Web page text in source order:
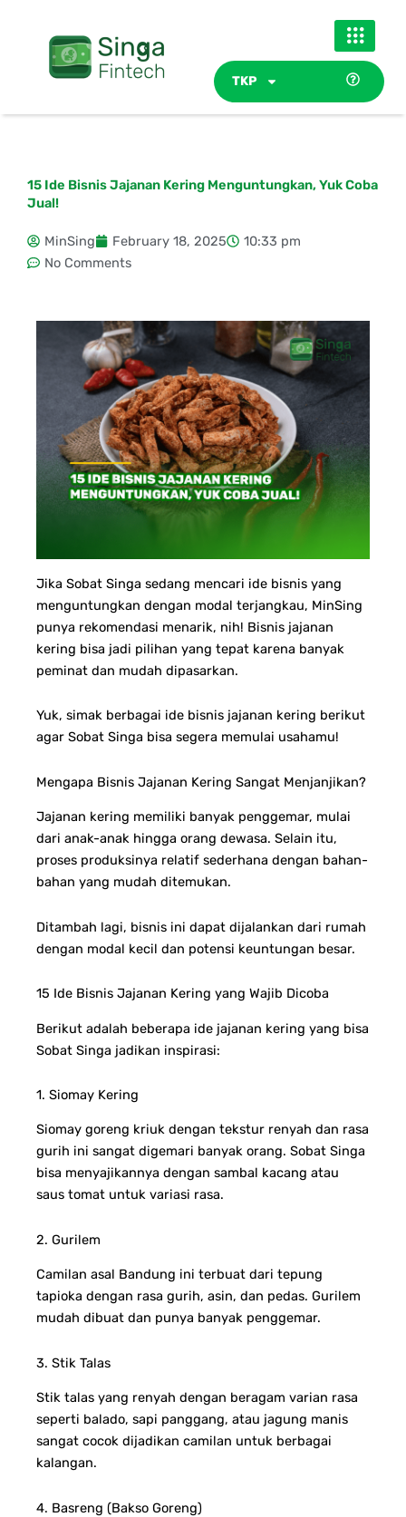
TKP
15 Ide Bisnis Jajanan Kering Menguntungkan, Yuk Coba
Jual!
MinSing February 18, 2025
10:33 pm
No Comments
Jika Sobat Singa sedang mencari ide bisnis yang
menguntungkan dengan modal terjangkau, MinSing
punya rekomendasi menarik, nih! Bisnis jajanan
kering bisa jadi pilihan yang tepat karena banyak
peminat dan mudah dipasarkan.
Yuk, simak berbagai ide bisnis jajanan kering berikut
agar Sobat Singa bisa segera memulai usahamu!
Mengapa Bisnis Jajanan Kering Sangat Menjanjikan?
Jajanan kering memiliki banyak penggemar, mulai
dari anak-anak hingga orang dewasa. Selain itu,
proses produksinya relatif sederhana dengan bahan-
bahan yang mudah ditemukan.
Ditambah lagi, bisnis ini dapat dijalankan dari rumah
dengan modal kecil dan potensi keuntungan besar.
15 Ide Bisnis Jajanan Kering yang Wajib Dicoba
Berikut adalah beberapa ide jajanan kering yang bisa
Sobat Singa jadikan inspirasi:
1. Siomay Kering
Siomay goreng kriuk dengan tekstur renyah dan rasa
gurih ini sangat digemari banyak orang. Sobat Singa
bisa menyajikannya dengan sambal kacang atau
saus tomat untuk variasi rasa.
2. Gurilem
Camilan asal Bandung ini terbuat dari tepung
tapioka dengan rasa gurih, asin, dan pedas. Gurilem
mudah dibuat dan punya banyak penggemar.
3. Stik Talas
Stik talas yang renyah dengan beragam varian rasa
seperti balado, sapi panggang, atau jagung manis
sangat cocok dijadikan camilan untuk berbagai
kalangan.
4. Basreng (Bakso Goreng)